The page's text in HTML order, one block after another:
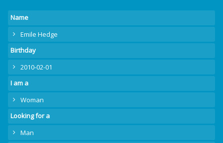
Name
Emile Hedge
Birthday
2010-02-01
I am a
Woman
Looking for a
Man